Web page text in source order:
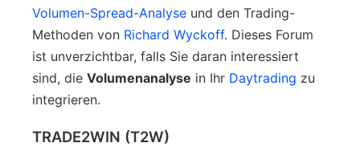
Volumen-Spread-Analyse und den Trading-
Methoden von Richard Wyckoff. Dieses Forum
ist unverzichtbar, falls Sie daran interessiert
sind, die Volumenanalyse in Ihr Daytrading zu
integrieren.
TRADE2WIN (T2W)